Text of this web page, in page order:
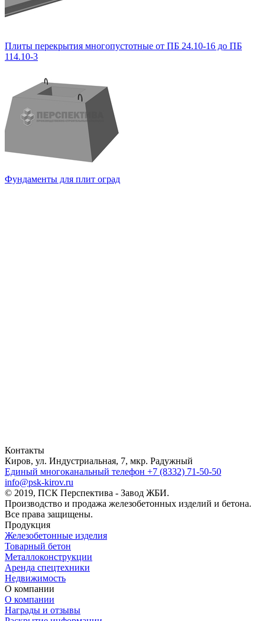
Плиты перекрытия многопустотные от ПБ 24.10-16 до ПБ
114.10-3
Фундаменты для плит оград
Контакты
Киров, ул. Индустриальная, 7, мкр. Радужный
Единый многоканальный телефон +7 (8332) 71-50-50
info@psk-kirov.ru
© 2019, ПСК Перспектива - Завод ЖБИ.
Производство и продажа железобетонных изделий и бетона.
Все права защищены.
Продукция
Железобетонные изделия
Товарный бетон
Металлоконструкции
Аренда спецтехники
Недвижимость
О компании
О компании
Награды и отзывы